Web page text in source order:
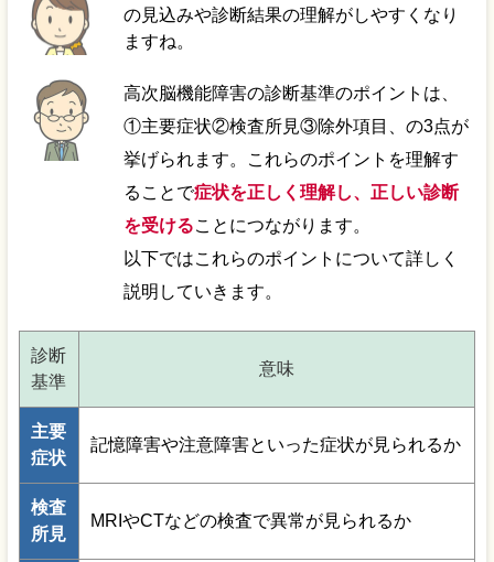
の見込みや診断結果の理解がしやすくなり
ますね。
高次脳機能障害の診断基準のポイントは、
①主要症状②検査所見③除外項目、の3点が
挙げられます。これらのポイントを理解す
ることで症状を正しく理解し、正しい診断
を受けることにつながります。
以下ではこれらのポイントについて詳しく
説明していきます。
診断
基準
意味
主要
症状
記憶障害や注意障害といった症状が見られるか
検査
所見
MRIやCTなどの検査で異常が見られるか